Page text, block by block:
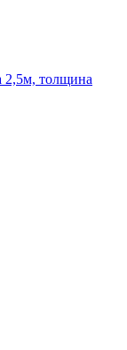
2,5м, толщина